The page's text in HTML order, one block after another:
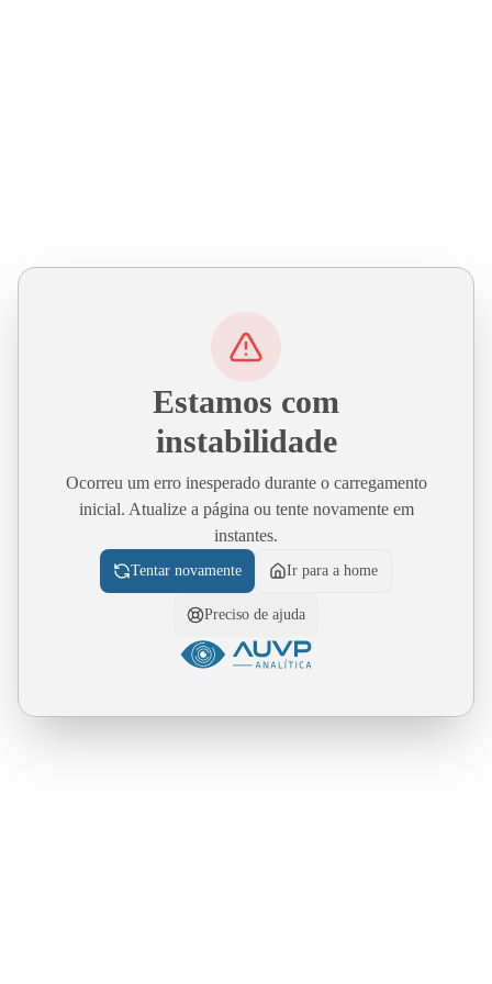
Estamos com
instabilidade
Ocorreu um erro inesperado durante o carregamento
inicial. Atualize a página ou tente novamente em
instantes.
Tentar novamente Ir para a home
Preciso de ajuda